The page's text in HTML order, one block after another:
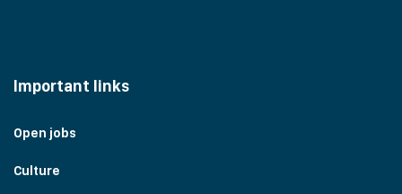
Important links
Open jobs
Culture